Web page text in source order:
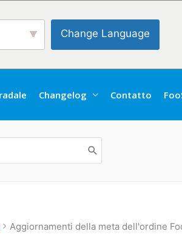
Change Language
Changelog Contatto
Aggiornamenti della meta dell'ordine